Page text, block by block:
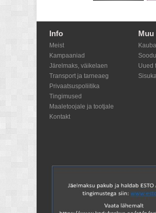
Info
Meist
Kampaaniad
Järelmaks, väikelaen
Transport ja tarneaeg
Privaatsuspoliitika
Tingimused
Maaletoojale ja tootjale
Kontakt
Muu
Uued